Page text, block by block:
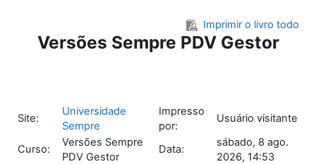
Imprimir o livro todo
Versões Sempre PDV Gestor
Site:
Universidade
Sempre
Curso:
Versões Sempre
PDV Gestor
Impresso
por:
Usuário visitante
Data:
sábado, 8 ago.
2026, 14:53